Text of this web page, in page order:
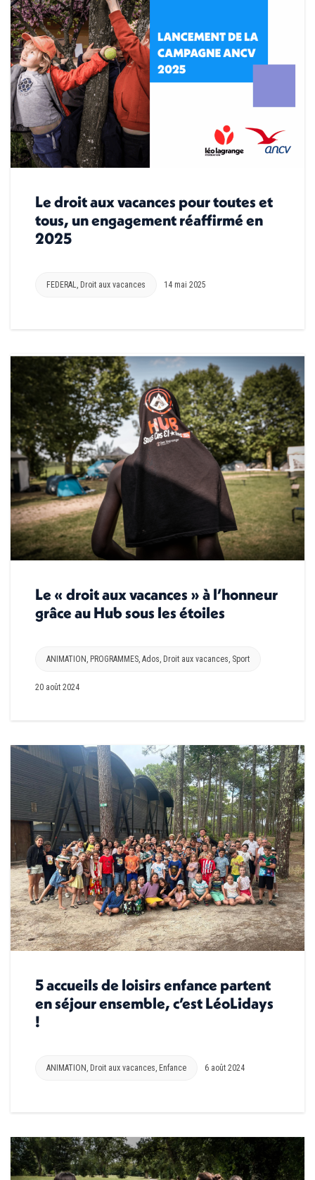
Le droit aux vacances pour toutes et
tous, un engagement réaffirmé en
2025
FEDERAL Droit aux vacances 14 mai 2025
Le « droit aux vacances » à l’honneur
grâce au Hub sous les étoiles
ANIMATION PROGRAMMES Ados Droit aux vacances Sport
20 août 2024
5 accueils de loisirs enfance partent
en séjour ensemble, c’est LéoLidays
!
ANIMATION , Droit aux vacances, Enfance 6 août 2024